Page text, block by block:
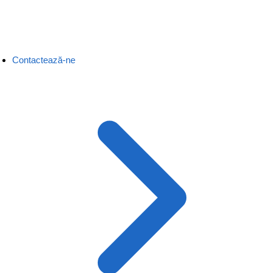
Contactează-ne